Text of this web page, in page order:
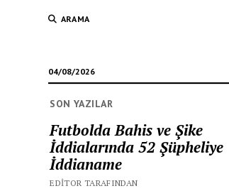
ARAMA
04/08/2026
SON YAZILAR
Futbolda Bahis ve Şike
İddialarında 52 Şüpheliye
İddianame
EDITOR TARAFINDAN